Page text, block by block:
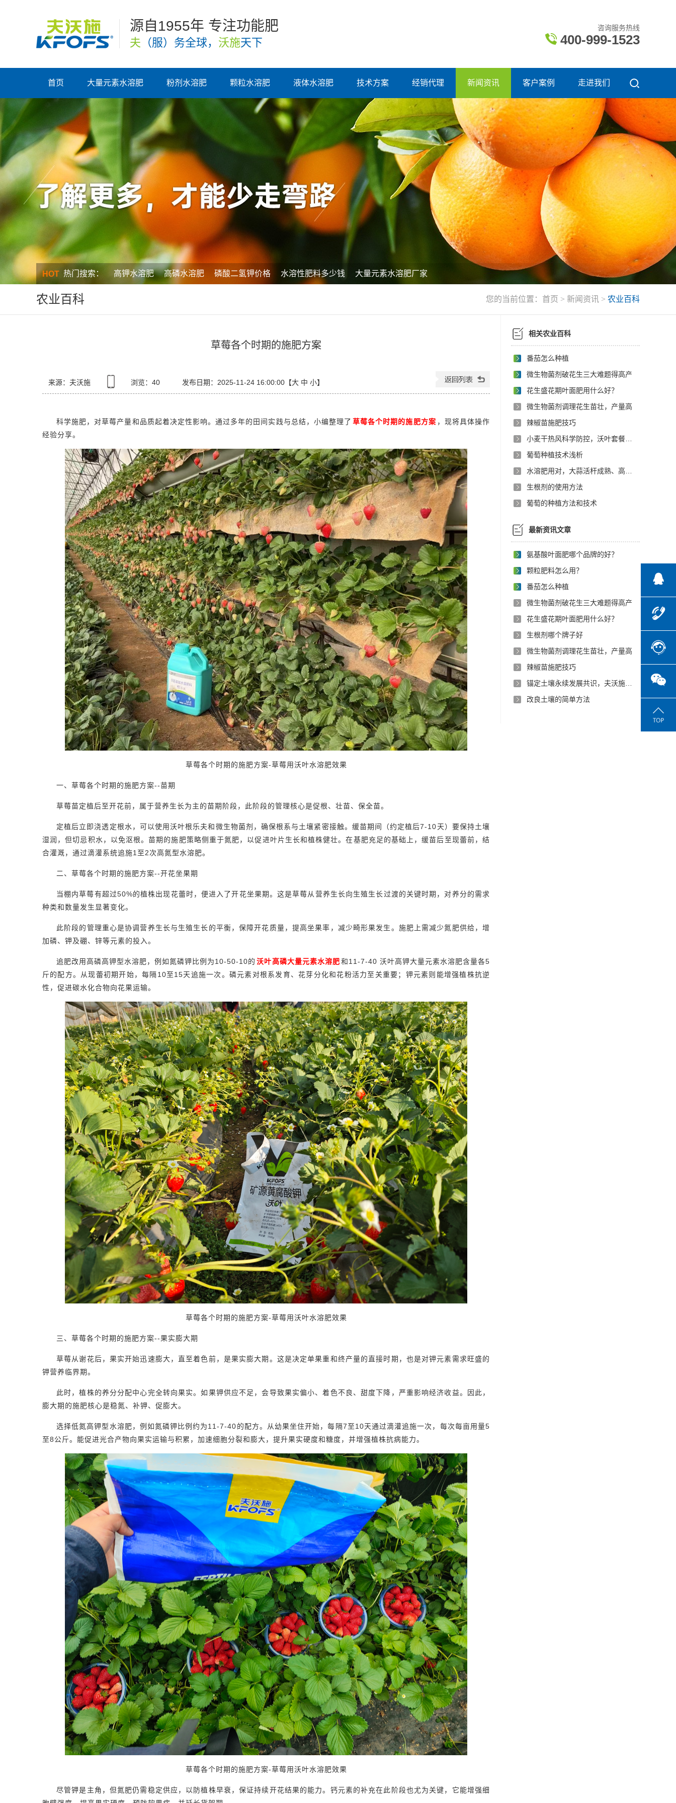
源自1955年 专注功能肥
夫 （服）务全球， 沃施天下
咨询服务热线
400-999-1523
首页 大量元素水溶肥 粉剂水溶肥 颗粒水溶肥 液体水溶肥 技术方案 经销代理 新闻资讯 客户案例 走进我们
HOT 热门搜索： 高钾水溶肥 高磷水溶肥 磷酸二氢钾价格 水溶性肥料多少钱 大量元素水溶肥厂家
农业百科 您的当前位置： 首页 > 新闻资讯 > 农业百科
草莓各个时期的施肥方案
来源：夫沃施 浏览： 40 发布日期：2025-11-24 16:00:00【大 中 小】
科学施肥，对草莓产量和品质起着决定性影响。通过多年的田间实践与总结，小编整理了 草莓各个时期的施肥方案 ，现将具体操作
经验分享。
草莓各个时期的施肥方案-草莓用沃叶水溶肥效果
一、草莓各个时期的施肥方案--苗期
草莓苗定植后至开花前，属于营养生长为主的苗期阶段，此阶段的管理核心是促根、壮苗、保全苗。
定植后立即浇透定根水，可以使用沃叶根乐夫和微生物菌剂，确保根系与土壤紧密接触。缓苗期间（约定植后7-10天）要保持土壤
湿润，但切忌积水，以免沤根。苗期的施肥策略侧重于氮肥，以促进叶片生长和植株健壮。在基肥充足的基础上，缓苗后至现蕾前，结
合灌溉，通过滴灌系统追施1至2次高氮型水溶肥。
二、草莓各个时期的施肥方案--开花坐果期
当棚内草莓有超过50%的植株出现花蕾时，便进入了开花坐果期。这是草莓从营养生长向生殖生长过渡的关键时期，对养分的需求
种类和数量发生显著变化。
此阶段的管理重心是协调营养生长与生殖生长的平衡，保障开花质量，提高坐果率，减少畸形果发生。施肥上需减少氮肥供给，增
加磷、钾及硼、锌等元素的投入。
追肥改用高磷高钾型水溶肥，例如氮磷钾比例为10-50-10的 沃叶高磷大量元素水溶肥和11-7-40 沃叶高钾大量元素水溶肥含量各5
斤的配方。从现蕾初期开始，每隔10至15天追施一次。磷元素对根系发育、花芽分化和花粉活力至关重要；钾元素则能增强植株抗逆
性，促进碳水化合物向花果运输。
草莓各个时期的施肥方案-草莓用沃叶水溶肥效果
三、草莓各个时期的施肥方案--果实膨大期
草莓从谢花后，果实开始迅速膨大，直至着色前，是果实膨大期。这是决定单果重和终产量的直接时期，也是对钾元素需求旺盛的
钾营养临界期。
此时，植株的养分分配中心完全转向果实。如果钾供应不足，会导致果实偏小、着色不良、甜度下降，严重影响经济收益。因此，
膨大期的施肥核心是稳氮、补钾、促膨大。
选择低氮高钾型水溶肥，例如氮磷钾比例约为11-7-40的配方。从幼果坐住开始，每隔7至10天通过滴灌追施一次，每次每亩用量5
至8公斤。能促进光合产物向果实运输与积累，加速细胞分裂和膨大，提升果实硬度和糖度，并增强植株抗病能力。
草莓各个时期的施肥方案-草莓用沃叶水溶肥效果
尽管钾是主角，但氮肥仍需稳定供应，以防植株早衰，保证持续开花结果的能力。钙元素的补充在此阶段也尤为关键，它能增强细
相关农业百科
番茄怎么种植
微生物菌剂破花生三大难题得高产
花生盛花期叶面肥用什么好？
微生物菌剂调理花生苗壮，产量高
辣椒苗施肥技巧
葡萄种植技术浅析
生根剂的使用方法
葡萄的种植方法和技术
最新资讯文章
氨基酸叶面肥哪个品牌的好？
颗粒肥料怎么用？
番茄怎么种植
微生物菌剂破花生三大难题得高产
花生盛花期叶面肥用什么好？
生根剂哪个牌子好
微生物菌剂调理花生苗壮，产量高
辣椒苗施肥技巧
改良土壤的简单方法